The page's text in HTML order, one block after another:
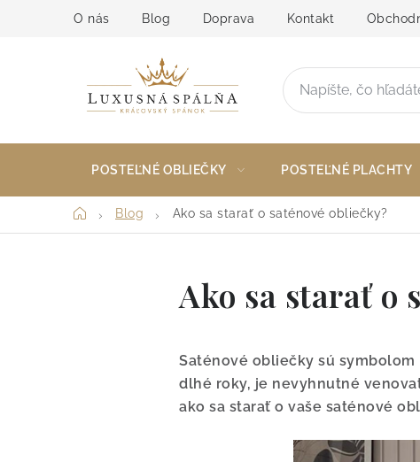
O nás Blog Doprava Kontakt
POSTEĽNÉ OBLIEČKY POSTEĽNÉ PLACHTY
DomovBlog Ako sa starať o saténové obliečky?
Ako sa starať o
Saténové obliečky sú symbolom
dlhé roky, je nevyhnutné
ako sa starať o vaše saténové